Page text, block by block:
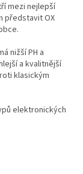
mezi nejlepší
představit OX
nižší PH a
a kvalitnější
klasickým
elektronických